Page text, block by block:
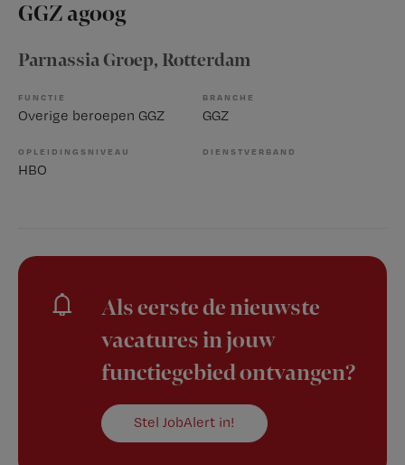
GGZ agoog
Parnassia Groep, Rotterdam
FUNCTIE
Overige beroepen GGZ
BRANCHE
GGZ
OPLEIDINGSNIVEAU
HBO
DIENSTVERBAND
Als eerste de nieuwste
vacatures in jouw
functiegebied ontvangen?
Stel JobAlert in!